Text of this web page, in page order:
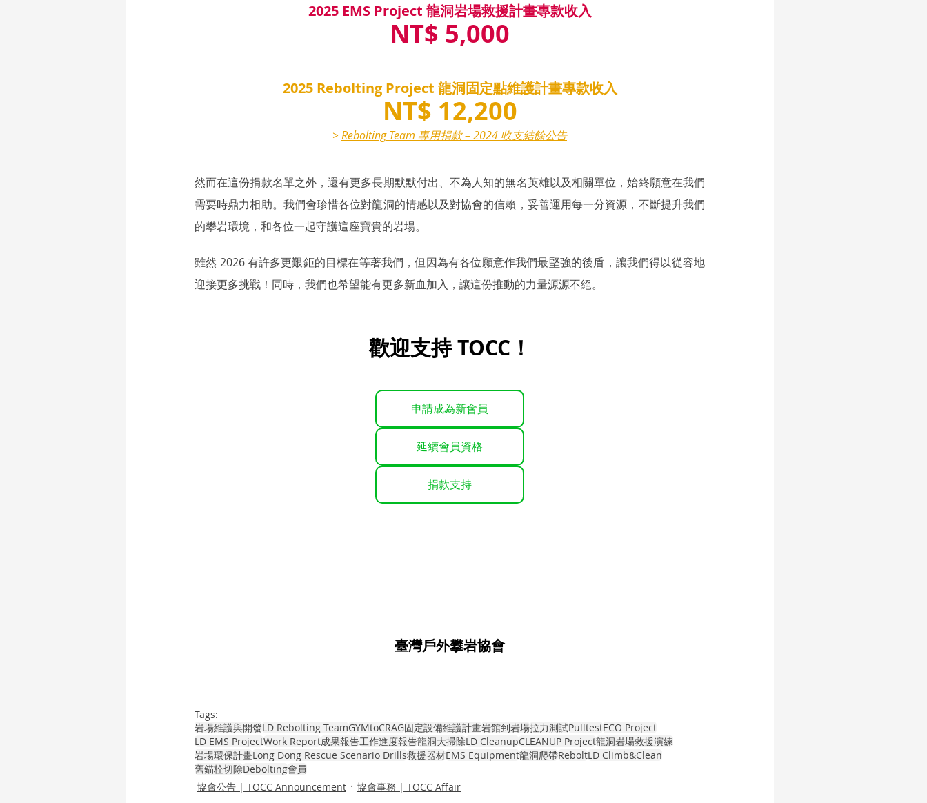
2025 EMS Project 龍洞岩場救援計畫專款收入
NT$ 5,000
2025 Rebolting Project 龍洞固定點維護計畫專款收入
NT$ 12,200
> Rebolting Team 專用捐款 – 2024 收支結餘公告
然而在這份捐款名單之外，還有更多長期默默付出、不為人知的無名英雄以及相關單位，始終願意在我們
需要時鼎力相助。我們會珍惜各位對龍洞的情感以及對協會的信賴，妥善運用每一分資源，不斷提升我們
的攀岩環境，和各位一起守護這座寶貴的岩場。
雖然 2026 有許多更艱鉅的目標在等著我們，但因為有各位願意作我們最堅強的後盾，讓我們得以從容地
迎接更多挑戰！同時，我們也希望能有更多新血加入，讓這份推動的力量源源不絕。
歡迎支持 TOCC！
申請成為新會員
延續會員資格
捐款支持
臺灣戶外攀岩協會
Tags:
岩場維護與開發LD Rebolting TeamGYMtoCRAG固定設備維護計畫岩館到岩場拉力測試PulltestECO Project
LD EMS ProjectWork Report成果報告工作進度報告龍洞大掃除LD CleanupCLEANUP Project龍洞岩場救援演練
岩場環保計畫Long Dong Rescue Scenario Drills救援器材EMS Equipment龍洞爬帶ReboltLD Climb&Clean
舊錨栓切除Debolting會員
協會公告 | TOCC Announcement
協會事務 | TOCC Affair